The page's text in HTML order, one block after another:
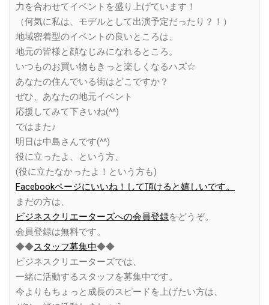
力を合わせてイベントを盛り上げています！
（何気に私は、モデルとして出演予定だったり？！）
地域密着型のイベントの良いところは、
地元の皆様と顔なじみになれるところ。
いつものお買い物もきっと楽しくなるハズ☆
あなたの住んでいる街はどこですか？
ぜひ、あなたの地元イベント
応援してみて下さいね(^^)
ではまた♪
明日は中島さんです(^^)
役に立ったよ、という方、
(役に立たなかったよ！という方も)
Facebookページにいいね！して頂けると嬉しいです。
まだの方は、
ビジネスクリエーターズへの会員登録をどうぞ。
会員登録は無料です。
◆◆スタッフ募集中◆◆
ビジネスクリエーターズでは、
一緒に活動するスタッフを募集中です。
今よりもちょっと成長のスピードを上げたい方は、